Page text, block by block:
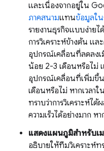
และเนื่องจากอยู่ใน
ภาคสนามแทนข้อมูลใน
รายงานธุรกิจแบบง่าย
การวิเคราะห์ข้างต้น แ
อุปกรณ์เคลื่อนที่ลดลงเมื่
น้อย 2-3 เดือนหรือไม่
อุปกรณ์เคลื่อนที่เพิ่มขึ้น
เดือนหรือไม่ หากเวลา
ทราบว่าการวิเคราะห์ไ
ความเร็วได้อย่างมาก ห
แสดงแผนภูมิสำหรับเ
อธิบายให้ทีมวิเคราะห์